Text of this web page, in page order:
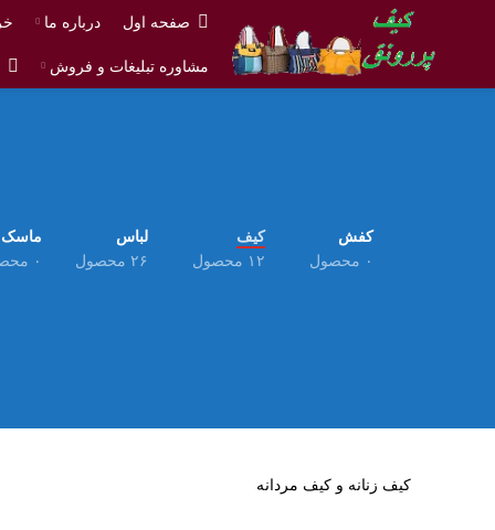
صفحه اول درباره ما
مشاوره تبلیغات و فروش
کفش
۰ محصول
کیف
۱۲ محصول
لباس
۲۶ محصول
ماسک
۰ محصول
کیف زنانه و کیف مردانه